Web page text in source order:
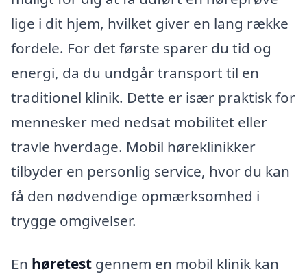
lige i dit hjem, hvilket giver en lang række
fordele. For det første sparer du tid og
energi, da du undgår transport til en
traditionel klinik. Dette er især praktisk for
mennesker med nedsat mobilitet eller
travle hverdage. Mobil høreklinikker
tilbyder en personlig service, hvor du kan
få den nødvendige opmærksomhed i
trygge omgivelser.
En høretest gennem en mobil klinik kan